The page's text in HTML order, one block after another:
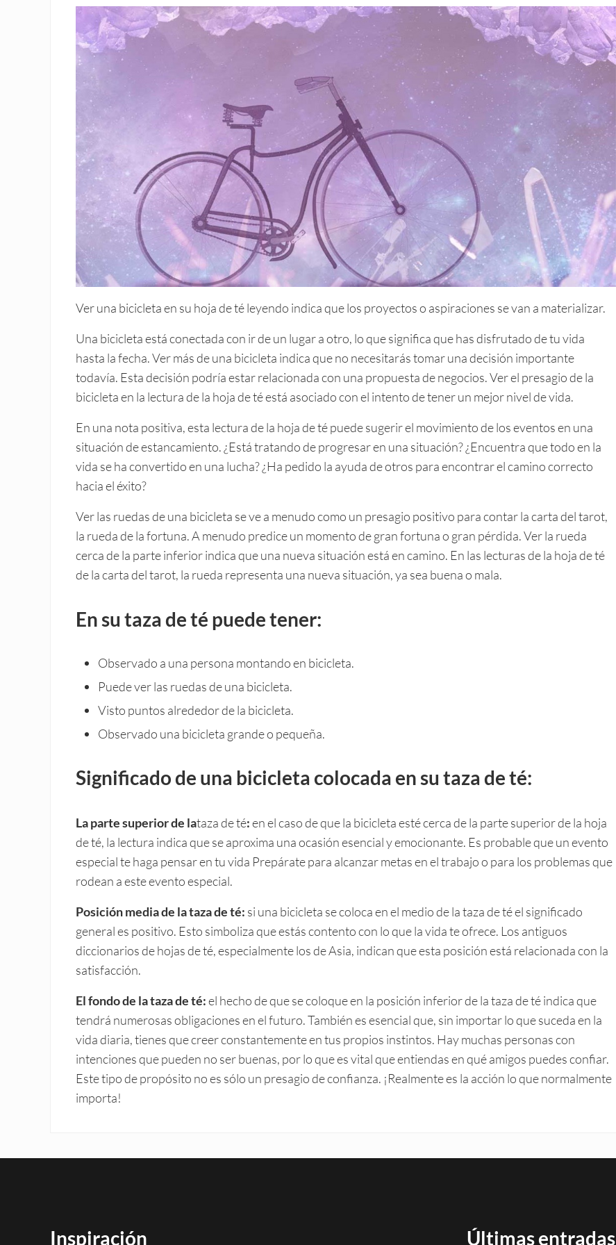
Ver una bicicleta en su hoja de té leyendo indica que los proyectos o aspiraciones se van a materializar.
Una bicicleta está conectada con ir de un lugar a otro, lo que significa que has disfrutado de tu vida
hasta la fecha. Ver más de una bicicleta indica que no necesitarás tomar una decisión importante
todavía. Esta decisión podría estar relacionada con una propuesta de negocios. Ver el presagio de la
bicicleta en la lectura de la hoja de té está asociado con el intento de tener un mejor nivel de vida.
En una nota positiva, esta lectura de la hoja de té puede sugerir el movimiento de los eventos en una
situación de estancamiento. ¿Está tratando de progresar en una situación? ¿Encuentra que todo en la
vida se ha convertido en una lucha? ¿Ha pedido la ayuda de otros para encontrar el camino correcto
hacia el éxito?
Ver las ruedas de una bicicleta se ve a menudo como un presagio positivo para contar la carta del tarot,
la rueda de la fortuna. A menudo predice un momento de gran fortuna o gran pérdida. Ver la rueda
cerca de la parte inferior indica que una nueva situación está en camino. En las lecturas de la hoja de té
de la carta del tarot, la rueda representa una nueva situación, ya sea buena o mala.
En su taza de té puede tener:
Observado a una persona montando en bicicleta.
Puede ver las ruedas de una bicicleta.
Visto puntos alrededor de la bicicleta.
Observado una bicicleta grande o pequeña.
Significado de una bicicleta colocada en su taza de té:
La parte superior de lataza de té:en el caso de que la bicicleta esté cerca de la parte superior de la hoja
de té, la lectura indica que se aproxima una ocasión esencial y emocionante. Es probable que un evento
especial te haga pensar en tu vida Prepárate para alcanzar metas en el trabajo o para los problemas que
rodean a este evento especial.
Posición media de la taza de té: si una bicicleta se coloca en el medio de la taza de té el significado
general es positivo. Esto simboliza que estás contento con lo que la vida te ofrece. Los antiguos
diccionarios de hojas de té, especialmente los de Asia, indican que esta posición está relacionada con la
satisfacción.
El fondo de la taza de té:el hecho de que se coloque en la posición inferior de la taza de té indica que
tendrá numerosas obligaciones en el futuro. También es esencial que, sin importar lo que suceda en la
vida diaria, tienes que creer constantemente en tus propios instintos. Hay muchas personas con
intenciones que pueden no ser buenas, por lo que es vital que entiendas en qué amigos puedes confiar.
Este tipo de propósito no es sólo un presagio de confianza. ¡Realmente es la acción lo que normalmente
importa!
Inspiración Últimas entradas